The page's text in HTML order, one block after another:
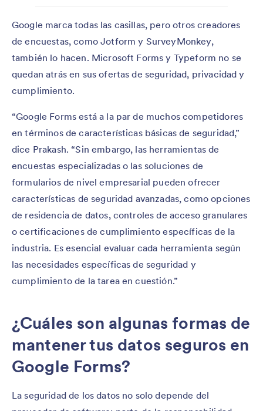
Google marca todas las casillas, pero otros creadores
de encuestas, como Jotform y SurveyMonkey,
también lo hacen. Microsoft Forms y Typeform no se
quedan atrás en sus ofertas de seguridad, privacidad y
cumplimiento.
“Google Forms está a la par de muchos competidores
en términos de características básicas de seguridad,”
dice Prakash. “Sin embargo, las herramientas de
encuestas especializadas o las soluciones de
formularios de nivel empresarial pueden ofrecer
características de seguridad avanzadas, como opciones
de residencia de datos, controles de acceso granulares
o certificaciones de cumplimiento específicas de la
industria. Es esencial evaluar cada herramienta según
las necesidades específicas de seguridad y
cumplimiento de la tarea en cuestión.”
¿Cuáles son algunas formas de
mantener tus datos seguros en
Google Forms?
La seguridad de los datos no solo depende del